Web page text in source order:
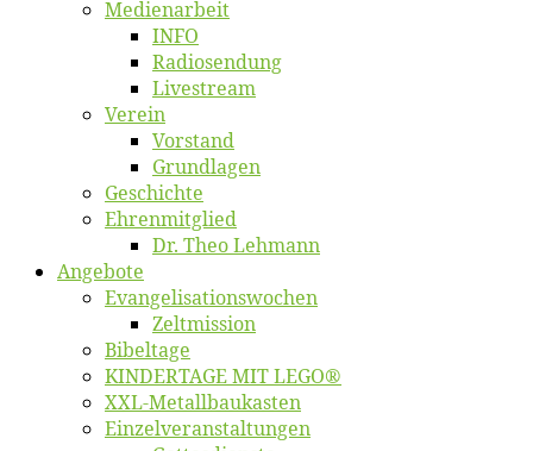
Me­di­en­ar­beit
INFO
Ra­dio­sen­dung
Live­stream
Ver­ein
Vor­stand
Grund­la­gen
Ge­schich­te
Eh­ren­mit­glied
Dr. Theo Lehmann
An­ge­bo­te
Evangelisa­tions­wo­chen
Zelt­mis­si­on
Bi­bel­ta­ge
KINDERTAGE MIT LEGO®
XXL-Me­­tal­l­­bau­­kas­­ten
Einzelver­an­stal­tungen